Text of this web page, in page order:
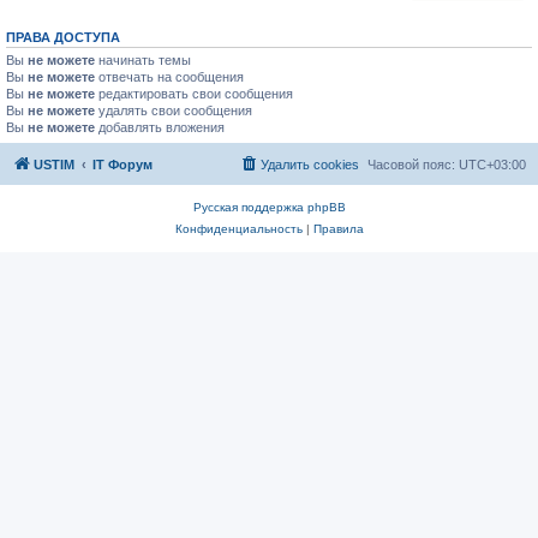
ПРАВА ДОСТУПА
Вы не можете начинать темы
Вы не можете отвечать на сообщения
Вы не можете редактировать свои сообщения
Вы не можете удалять свои сообщения
Вы не можете добавлять вложения
USTIM IT Форум Часовой пояс: UTC+03:00
Удалить cookies
Русская поддержка phpBB
Конфиденциальность| Правила